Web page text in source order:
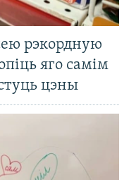
рэкордную
яго самім
цэны